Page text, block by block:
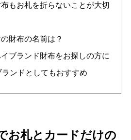
もお札を折らないことが大切
財布の名前は？
ブランド財布をお探しの方に
ランドとしてもおすすめ
お札とカードだけの